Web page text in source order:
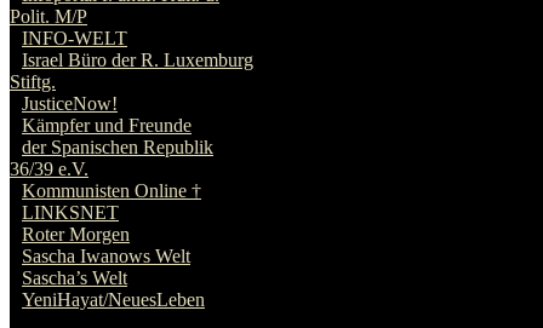
Polit. M/P
INFO-WELT
Israel Büro der R. Luxemburg
Stiftg.
JusticeNow!
Kämpfer und Freunde
der Spanischen Republik
36/39 e.V.
Kommunisten Online †
LINKSNET
Roter Morgen
Sascha Iwanows Welt
Sascha’s Welt
YeniHayat/NeuesLeben